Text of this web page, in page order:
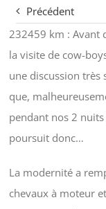
Précédent
232459 km : Avant
la visite de cow-
une discussion très
que,
pendant nos 2
poursuit donc…
La modernité a
chevaux à moteur